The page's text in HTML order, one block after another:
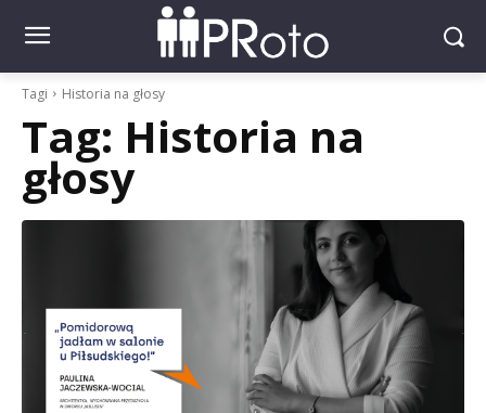
Tagi Historia na głosy
Tag: Historia na
głosy